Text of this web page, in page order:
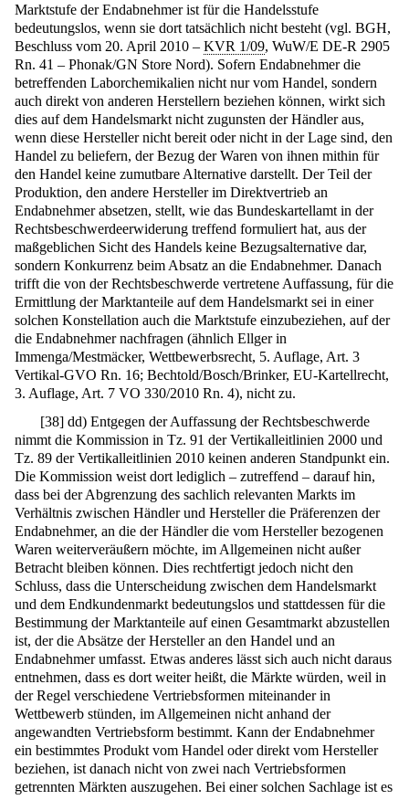
Marktstufe der Endabnehmer ist für die Handelsstufe
bedeutungslos, wenn sie dort tatsächlich nicht besteht (vgl. BGH,
Beschluss vom 20. April 2010 – KVR 1/09, WuW/E DE-R 2905
Rn. 41 – Phonak/GN Store Nord). Sofern Endabnehmer die
betreffenden Laborchemikalien nicht nur vom Handel, sondern
auch direkt von anderen Herstellern beziehen können, wirkt sich
dies auf dem Handelsmarkt nicht zugunsten der Händler aus,
wenn diese Hersteller nicht bereit oder nicht in der Lage sind, den
Handel zu beliefern, der Bezug der Waren von ihnen mithin für
den Handel keine zumutbare Alternative darstellt. Der Teil der
Produktion, den andere Hersteller im Direktvertrieb an
Endabnehmer absetzen, stellt, wie das Bundeskartellamt in der
Rechtsbeschwerdeerwiderung treffend formuliert hat, aus der
maßgeblichen Sicht des Handels keine Bezugsalternative dar,
sondern Konkurrenz beim Absatz an die Endabnehmer. Danach
trifft die von der Rechtsbeschwerde vertretene Auffassung, für die
Ermittlung der Marktanteile auf dem Handelsmarkt sei in einer
solchen Konstellation auch die Marktstufe einzubeziehen, auf der
die Endabnehmer nachfragen (ähnlich Ellger in
Immenga/Mestmäcker, Wettbewerbsrecht, 5. Auflage, Art. 3
Vertikal-GVO Rn. 16; Bechtold/Bosch/Brinker, EU-Kartellrecht,
3. Auflage, Art. 7 VO 330/2010 Rn. 4), nicht zu.
[38] dd) Entgegen der Auffassung der Rechtsbeschwerde
nimmt die Kommission in Tz. 91 der Vertikalleitlinien 2000 und
Tz. 89 der Vertikalleitlinien 2010 keinen anderen Standpunkt ein.
Die Kommission weist dort lediglich – zutreffend – darauf hin,
dass bei der Abgrenzung des sachlich relevanten Markts im
Verhältnis zwischen Händler und Hersteller die Präferenzen der
Endabnehmer, an die der Händler die vom Hersteller bezogenen
Waren weiterveräußern möchte, im Allgemeinen nicht außer
Betracht bleiben können. Dies rechtfertigt jedoch nicht den
Schluss, dass die Unterscheidung zwischen dem Handelsmarkt
und dem Endkundenmarkt bedeutungslos und stattdessen für die
Bestimmung der Marktanteile auf einen Gesamtmarkt abzustellen
ist, der die Absätze der Hersteller an den Handel und an
Endabnehmer umfasst. Etwas anderes lässt sich auch nicht daraus
entnehmen, dass es dort weiter heißt, die Märkte würden, weil in
der Regel verschiedene Vertriebsformen miteinander in
Wettbewerb stünden, im Allgemeinen nicht anhand der
angewandten Vertriebsform bestimmt. Kann der Endabnehmer
ein bestimmtes Produkt vom Handel oder direkt vom Hersteller
beziehen, ist danach nicht von zwei nach Vertriebsformen
getrennten Märkten auszugehen. Bei einer solchen Sachlage ist es